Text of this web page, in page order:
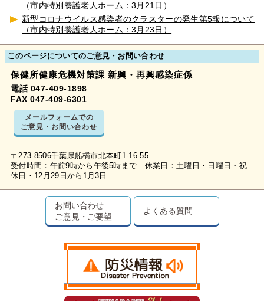
（市内特別養護老人ホーム：3月21日）
新型コロナウイルス感染者のクラスターの発生第5報について
（市内特別養護老人ホーム：3月23日）
このページについてのご意見・お問い合わせ
保健所健康危機対策課 新興・再興感染症係
電話 047-409-1898
FAX 047-409-6301
メールフォームでの
ご意見・お問い合わせ
〒273-8506千葉県船橋市北本町1-16-55
受付時間：午前9時から午後5時まで 休業日：土曜日・日曜日・祝
休日・12月29日から1月3日
お問い合わせ
ご意見・ご要望
よくある質問